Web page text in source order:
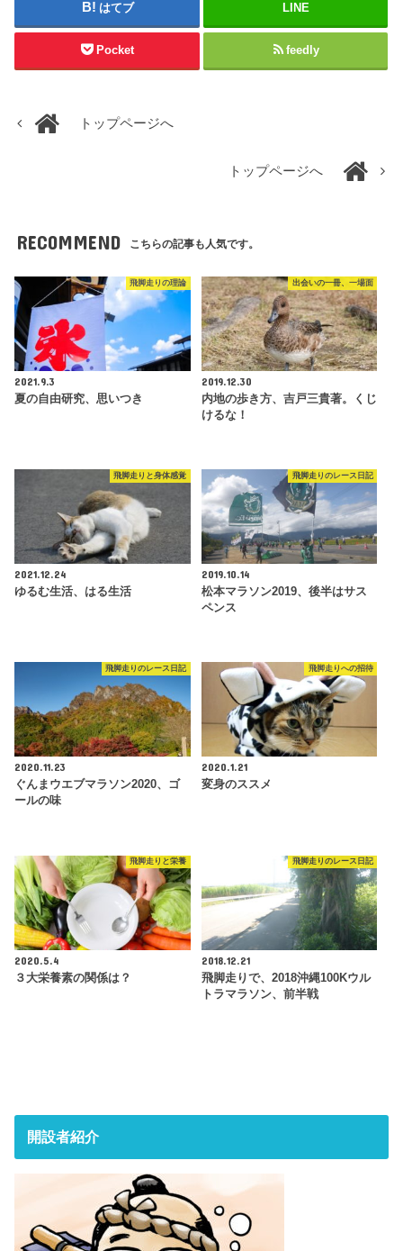
はてブ LINE
Pocket feedly
トップページへ
トップページへ
RECOMMEND こちらの記事も人気です。
飛脚走りの理論
2021.9.3
夏の自由研究、思いつき
出会いの一冊、一場面
2019.12.30
内地の歩き方、吉戸三貴著。くじ
けるな！
飛脚走りと身体感覚
2021.12.24
ゆるむ生活、はる生活
飛脚走りのレース日記
2019.10.14
松本マラソン2019、後半はサス
ペンス
飛脚走りのレース日記
2020.11.23
ぐんまウエブマラソン2020、ゴ
ールの味
飛脚走りへの招待
2020.1.21
変身のススメ
飛脚走りと栄養
2020.5.4
３大栄養素の関係は？
飛脚走りのレース日記
2018.12.21
飛脚走りで、2018沖縄100Kウル
トラマラソン、前半戦
開設者紹介